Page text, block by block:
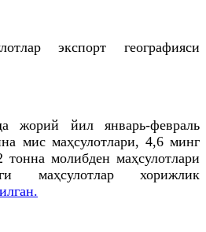
экспорт географияси
жорий йил январь-февраль
мис маҳсулотлари, 4,6 минг
молибден маҳсулотлари
маҳсулотлар хорижлик